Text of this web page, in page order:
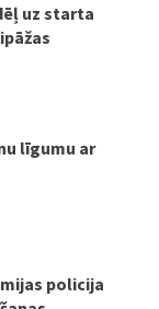
uz starta
līgumu ar
policija